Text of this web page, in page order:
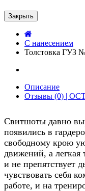
Закрыть
C нанесением
Толстовка ГУЗ
Описание
Отзывы (0) |
Свитшоты давно
появились в
свободному крою
движений, а легкая
и не препятствует
чувствовать себя
работе, и на